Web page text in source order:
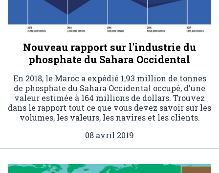
Nouveau rapport sur l'industrie du
phosphate du Sahara Occidental
En 2018, le Maroc a expédié 1,93 million de tonnes
de phosphate du Sahara Occidental occupé, d'une
valeur estimée à 164 millions de dollars. Trouvez
dans le rapport tout ce que vous devez savoir sur les
volumes, les valeurs, les navires et les clients.
08 avril 2019